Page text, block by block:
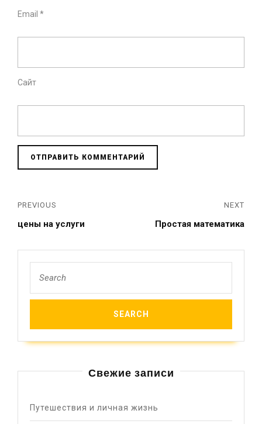
Email *
Сайт
PREVIOUS
цены на услуги
NEXT
Простая математика
Свежие записи
Путешествия и личная жизнь